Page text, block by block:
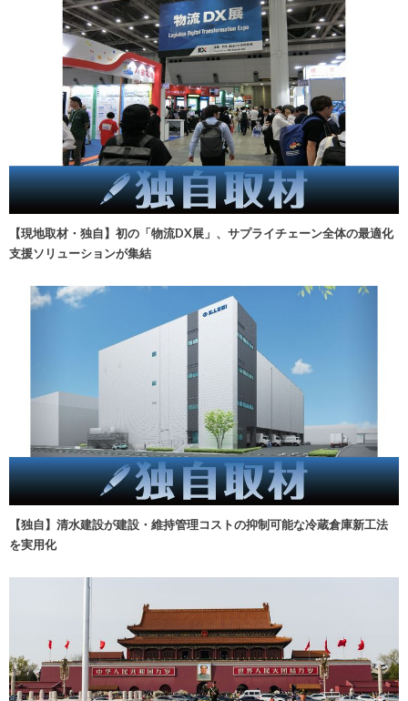
【現地取材・独自】初の「物流DX展」、サプライチェーン全体の最適化
支援ソリューションが集結
【独自】清水建設が建設・維持管理コストの抑制可能な冷蔵倉庫新工法
を実用化